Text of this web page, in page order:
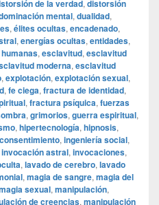
de la verdad, distorsión
mental, dualidad,
, élites ocultas, encadenado,
, energías ocultas, entidades,
, esclavitud, esclavitud
moderna, esclavitud
, explotación, explotación sexual,
, fe ciega, fractura de identidad,
, fractura psíquica, fuerzas
, grimorios, guerra espiritual,
, hipertecnología, hipnosis,
, ingeniería social,
invocación astral, invocaciones,
, lavado de cerebro, lavado
, magia de sangre, magia del
sexual, manipulación,
de creencias, manipulación